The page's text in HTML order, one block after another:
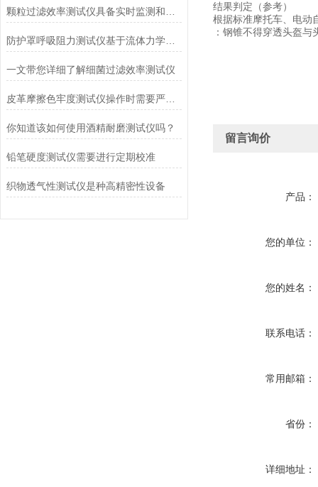
防护罩呼吸阻力测试仪基于流体力学与压力传感技术
一文带您详细了解细菌过滤效率测试仪
皮革摩擦色牢度测试仪操作时需要严格遵循规程
你知道该如何使用酒精耐磨测试仪吗？
铅笔硬度测试仪需要进行定期校准
织物透气性测试仪是种高精密性设备
结果判定 （参考）
根据标准摩托车、电动
： 钢锥不得穿透头盔与
留言询价
产品：
您的单位：
您的姓名：
联系电话：
常用邮箱：
省份：
详细地址：